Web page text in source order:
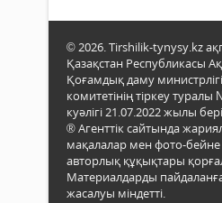
© 2026. Tirshilik-tynysy.kz
Қазақстан Республикасы
Қоғамдық даму
комитетінің тіркеу туралы
куәлігі 21.07.2022 жылы
® Агенттік сайтында
мақалалар мен фото-
авторлық құқықтары
Материалдарды
жасалуы міндетті.